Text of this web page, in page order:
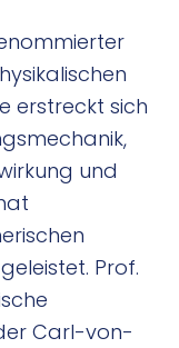
erstreckt sich
und
Prof.
Carl-von-